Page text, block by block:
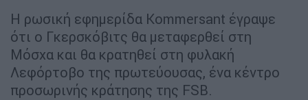
Η ρωσική εφημερίδα Kommersant έγραψε
ότι ο Γκερσκόβιτς θα μεταφερθεί στη
Μόσχα και θα κρατηθεί στη φυλακή
Λεφόρτοβο της πρωτεύουσας, ένα κέντρο
προσωρινής κράτησης της FSB.